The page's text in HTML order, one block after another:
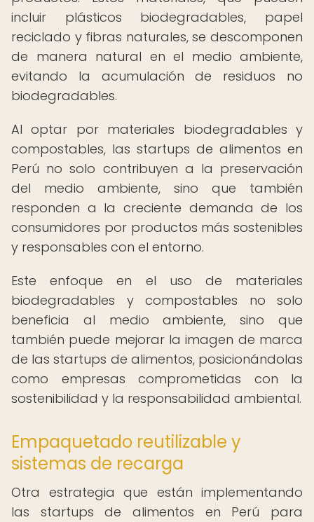
incluir plásticos biodegradables, papel
reciclado y fibras naturales, se descomponen
de manera natural en el medio ambiente,
evitando la acumulación de residuos no
biodegradables.
Al optar por materiales biodegradables y
compostables, las startups de alimentos en
Perú no solo contribuyen a la preservación
del medio ambiente, sino que también
responden a la creciente demanda de los
consumidores por productos más sostenibles
y responsables con el entorno.
Este enfoque en el uso de materiales
biodegradables y compostables no solo
beneficia al medio ambiente, sino que
también puede mejorar la imagen de marca
de las startups de alimentos, posicionándolas
como empresas comprometidas con la
sostenibilidad y la responsabilidad ambiental.
Empaquetado reutilizable y
sistemas de recarga
Otra estrategia que están implementando
las startups de alimentos en Perú para